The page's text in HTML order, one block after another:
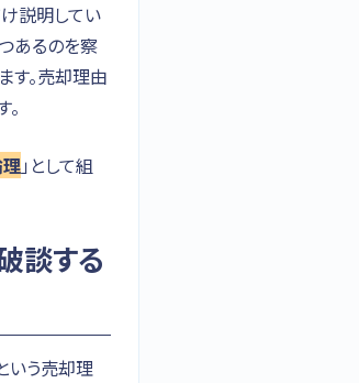
説明してい
あるのを察
す。売却理由
」として組
談する
いう売却理